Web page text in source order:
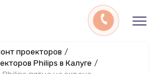
проекторов /
Philips в Калуге /